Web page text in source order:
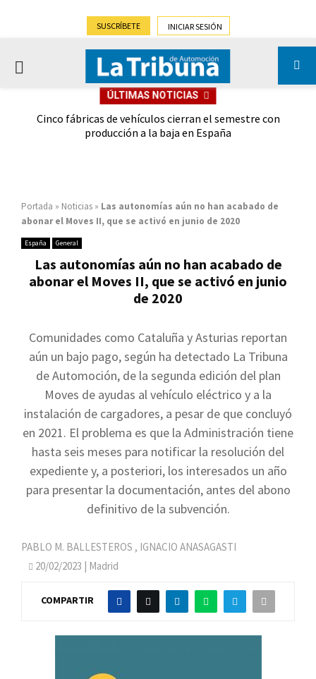
SUSCRÍBETE INICIAR SESIÓN
PRIMARY
ÚLTIMAS NOTICIAS
Cinco fábricas de vehículos cierran el semestre con
producción a la baja en España
Portada » Noticias » Las autonomías aún no han acabado de
abonar el Moves II, que se activó en junio de 2020
España General
Las autonomías aún no han acabado de
abonar el Moves II, que se activó en junio
de 2020
Comunidades como Cataluña y Asturias reportan
aún un bajo pago, según ha detectado La Tribuna
de Automoción, de la segunda edición del plan
Moves de ayudas al vehículo eléctrico y a la
instalación de cargadores, a pesar de que concluyó
en 2021. El problema es que la Administración tiene
hasta seis meses para notificar la resolución del
expediente y, a posteriori, los interesados un año
para presentar la documentación, antes del abono
definitivo de la subvención.
PABLO M. BALLESTEROS , IGNACIO ANASAGASTI
20/02/2023 | Madrid
COMPARTIR